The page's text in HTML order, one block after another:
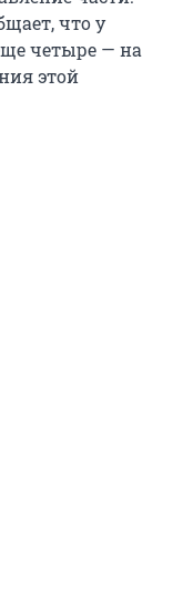
что у
четыре — на
этой